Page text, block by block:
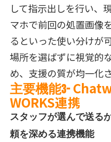
して指示出しを行い、
マホで前回の処置画像
るといった使い分けが可
場所を選ばずに視覚的
め、支援の質が均一化
主要機能3-
WORKS連携
スタッフが選んで送る
頼を深める連携機能